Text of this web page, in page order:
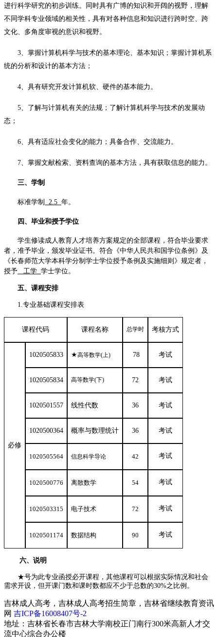
进行科学研究的初步训练。同时具有广博的知识和开阔的视野，理解
不同学科专业领域的相关性，具有对各种信息和知识进行跨时空、跨
文化、多角度审视的意识和视野。
3、掌握计算机科学与技术的基本理论、基本知识；掌握计算机系
统的分析和设计的基本方法；
4、具有研究开发计算机软、硬件的基本能力。
5、了解与计算机有关的法规；了解计算机科学与技术的发展动
态；
6、具有适应社会变化的能力；具备合作、交流能力。
7、掌握文献检索、资料查询的基本方法，具有获取信息的能力。
三、学制
标准学制 2.5 年。
四、毕业和授予学位
学生修读成人教育人才培养方案规定的全部课程，符合毕业要求
者，准予毕业，颁发毕业证书。符合《中华人民共和国学位条例》及
《长春师范大学本科学分制学士学位授予条例及实施细则》规定者 ，
授予
工学 学士学位。
五、课程安排
1.专业基础课程安排表
课程代码 课程名称 总学时 考核方式
必修
1020505833 ★高等数学(上) 78 考试
1020505834 高等数学(下) 72 考试
1020501557 线性代数 36 考试
1020500364 概率与数理统计 36 考试
1020505564 信息科学导论 42 考试
1020500776 离散数学 54 考试
1020503315 电子技术 72 考试
1020501174 数据结构 90 考试
六、说明
★号为此专业函授必开课程，其他课程可以根据实际情况和社会
需求开设，但开课门数和课时数都应不少于总数的30%之比例。
吉林成人高考，吉林成人高考招生简章，吉林省继续教育资讯
网 吉ICP备16008407号-2
地址：吉林省长春市吉林大学南校正门南行300米高新人才交
流中心综合办公楼